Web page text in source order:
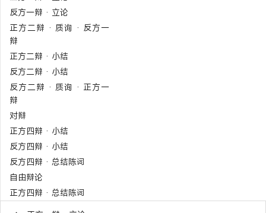
反方一辩 · 立论
正方二辩 · 质询 · 反方一
辩
正方二辩 · 小结
反方二辩 · 小结
反方二辩 · 质询 · 正方一
辩
对辩
正方四辩 · 小结
反方四辩 · 小结
反方四辩 · 总结陈词
自由辩论
正方四辩 · 总结陈词